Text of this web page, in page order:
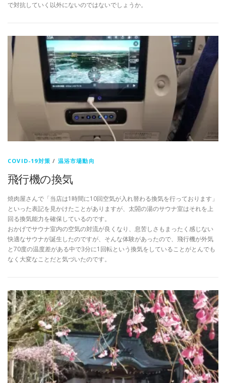
で対抗していく以外にないのではないでしょうか。
COVID-19対策 / 温浴市場動向
飛行機の換気
焼肉屋さんで「当店は1時間に10回空気が入れ替わる換気を行っております」
といった表記を見かけたことがありますが、太閤の湯のサウナ室はそれを上
回る換気能力を確保しているのです。
おかげでサウナ室内の空気の対流が良くなり、息苦しさもまったく感じない
快適なサウナが誕生したのですが、そんな体験があったので、飛行機が外気
と70度の温度差がある中で3分に1回転という換気をしていることがとんでも
なく大変なことだと気づいたのです。